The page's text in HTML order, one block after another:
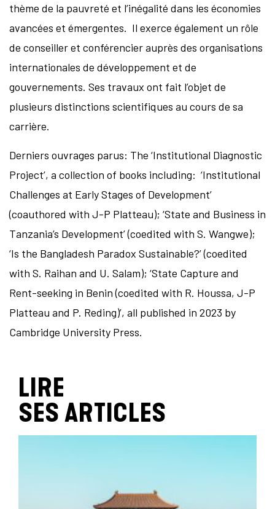
thème de la pauvreté et l’inégalité dans les économies
avancées et émergentes. Il exerce également un rôle
de conseiller et conférencier auprès des organisations
internationales de développement et de
gouvernements. Ses travaux ont fait l’objet de
plusieurs distinctions scientifiques au cours de sa
carrière.
Derniers ouvrages parus: The ‘Institutional Diagnostic
Project’, a collection of books including: ‘Institutional
Challenges at Early Stages of Development’
(coauthored with J-P Platteau); ‘State and Business in
Tanzania’s Development’ (coedited with S. Wangwe);
‘Is the Bangladesh Paradox Sustainable?’ (coedited
with S. Raihan and U. Salam); ‘State Capture and
Rent-seeking in Benin (coedited with R. Houssa, J-P
Platteau and P. Reding)’, all published in 2023 by
Cambridge University Press.
LIRE
SES ARTICLES